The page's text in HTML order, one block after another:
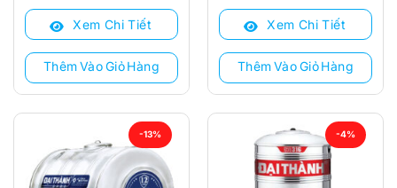
là:
12.019.000 ₫.
tại
7.500.000 ₫.
Xem Chi Tiết
Thêm Vào Giỏ Hàng
là:
9.719.000 ₫.
tại
8.360.000 ₫.
Xem Chi Tiết
Thêm Vào Giỏ Hàng
-13% -4%